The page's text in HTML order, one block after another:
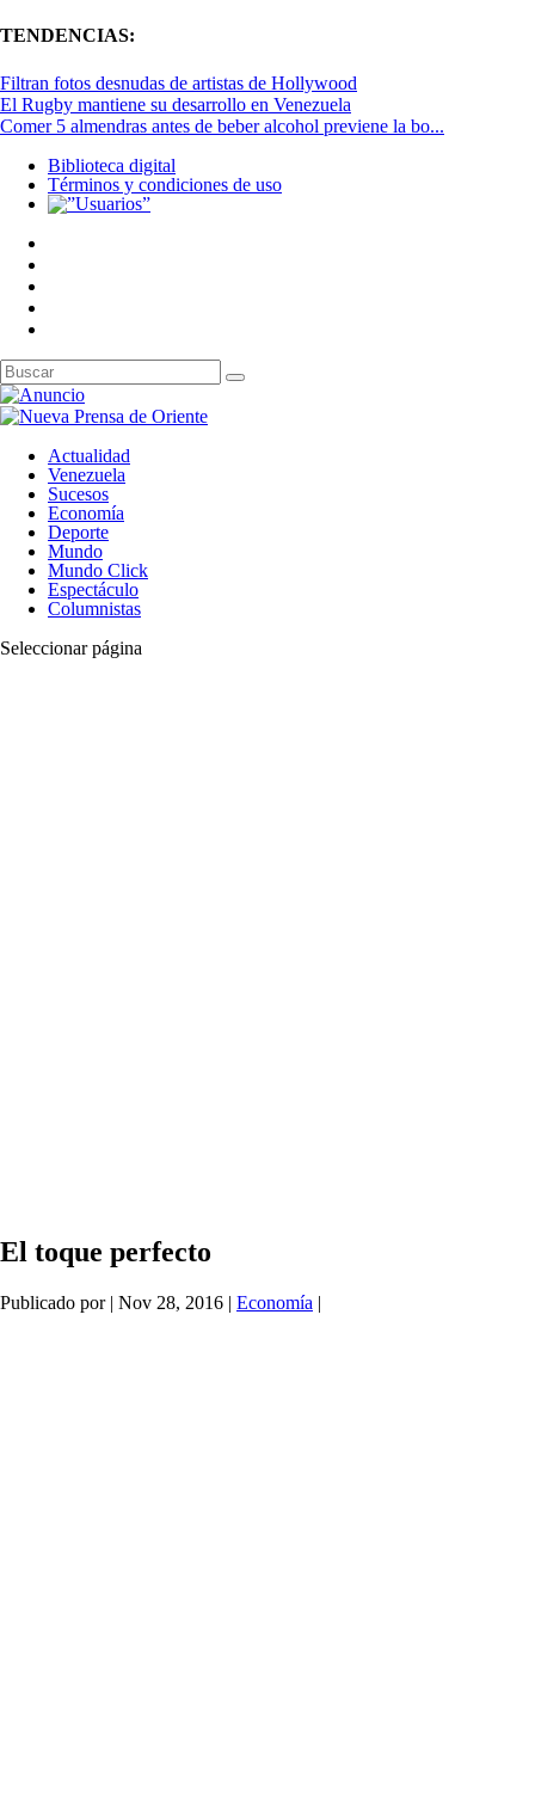
TENDENCIAS:
Filtran fotos desnudas de artistas de Hollywood
El Rugby mantiene su desarrollo en Venezuela
Comer 5 almendras antes de beber alcohol previene la bo...
Biblioteca digital
Términos y condiciones de uso
Actualidad
Venezuela
Sucesos
Economía
Deporte
Mundo
Mundo Click
Espectáculo
Columnistas
Seleccionar página
El toque perfecto
Publicado por | Nov 28, 2016 | Economía |